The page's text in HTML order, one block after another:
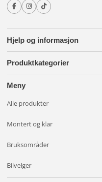
Hjelp og informasjon
Produktkategorier
Meny
Alle produkter
Montert og klar
Bruksområder
Bilvelger